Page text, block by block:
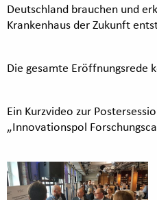
Deutschland brauchen und
Krankenhaus der Zukunft
Die gesamte Eröffnungsrede
Ein Kurzvideo zur
„Innovationspol